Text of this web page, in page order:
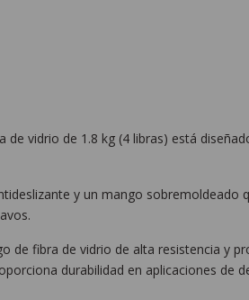
de vidrio de 1.8 kg (4 libras) está
y un mango sobremoldeado
de fibra de vidrio de alta resistencia y
durabilidad en aplicaciones de